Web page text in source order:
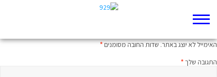
האימייל לא יוצג באתר.שדות החובה מסומנים*
התגובה שלך*